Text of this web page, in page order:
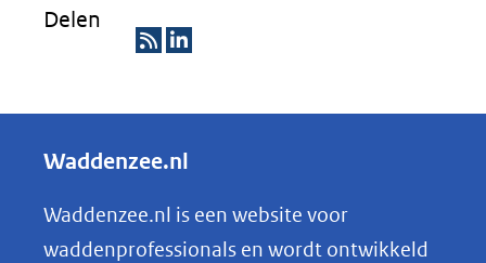
Delen
S
e
e
n
o
Waddenzee.nl
Waddenzee.nl is een website voor
waddenprofessionals en wordt ontwikkeld